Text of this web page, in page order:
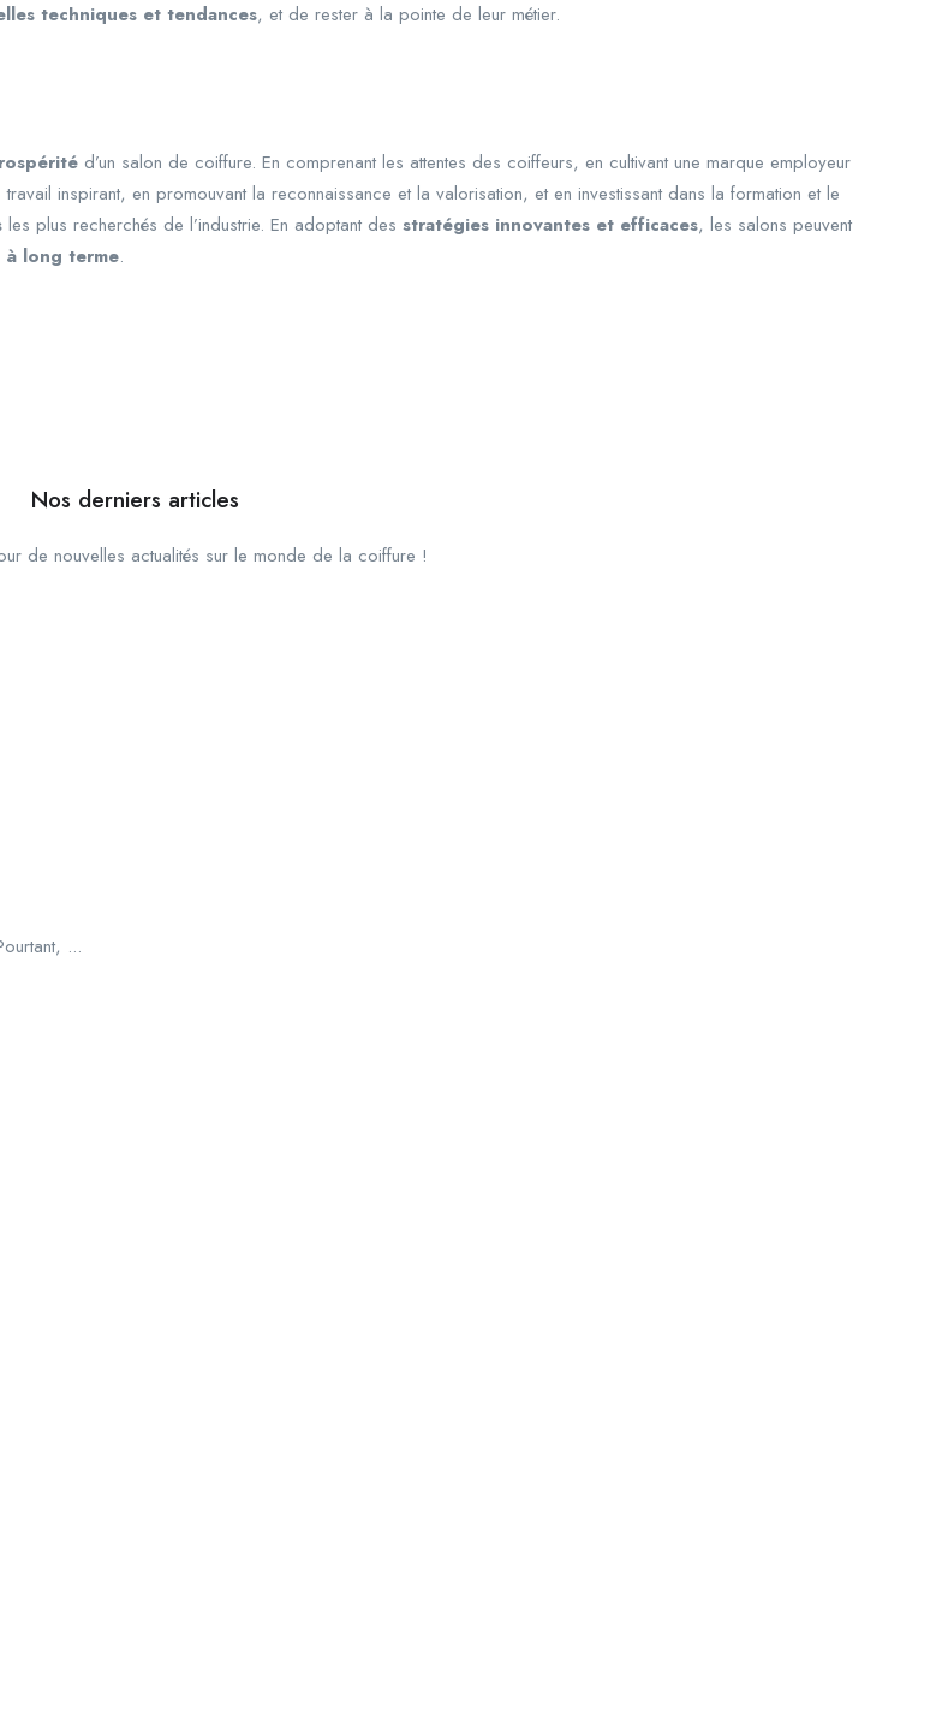
techniques et tendances, et de rester à la pointe de leur métier.
d’un salon de coiffure. En comprenant les attentes des coiffeurs, en cultivant une marque employeur
inspirant, en promouvant la reconnaissance et la valorisation, et en investissant dans la formation et le
les plus recherchés de l’industrie. En adoptant des stratégies innovantes et efficaces, les salons peuvent
à long terme.
Nos derniers articles
de nouvelles actualités sur le monde de la coiffure !
...